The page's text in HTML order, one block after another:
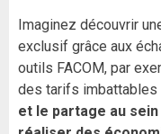
Imaginez découvrir
exclusif grâce aux
outils FACOM, par
des tarifs
et le partage au